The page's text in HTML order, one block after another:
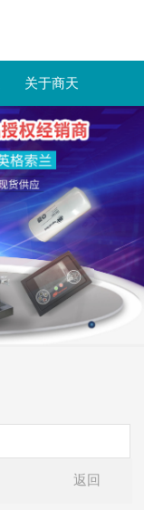
关于商天
返回